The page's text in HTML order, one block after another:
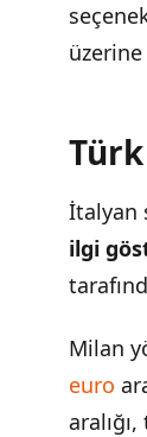
üzerine
İtalyan
ilgi
Milan
euro